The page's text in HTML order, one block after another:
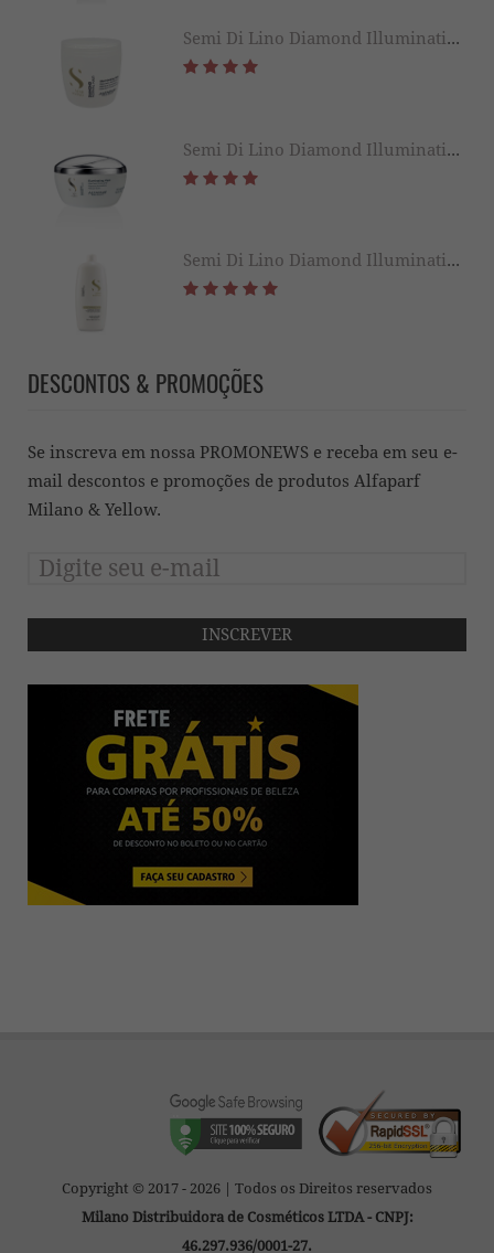
Semi Di Lino Diamond Illuminating Mask 500ML
Semi Di Lino Diamond Illuminating Mask 200ML
Semi Di Lino Diamond Illuminating Conditioner 1000ML
DESCONTOS & PROMOÇÕES
Se inscreva em nossa PROMONEWS e receba em seu e-
mail descontos e promoções de produtos Alfaparf
Milano & Yellow.
INSCREVER
Copyright © 2017 - 2026 | Todos os Direitos reservados
Milano Distribuidora de Cosméticos LTDA - CNPJ:
46.297.936/0001-27.